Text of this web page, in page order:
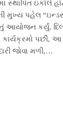
સ્થાપિત ઇકોલે
મુખ્ય પહેલ
આયોજન કર્યું.
પછી,
જોવા મળી,…